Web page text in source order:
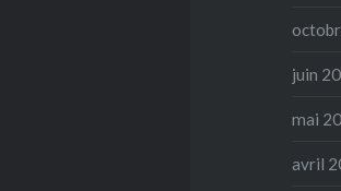
juin
mai
avril